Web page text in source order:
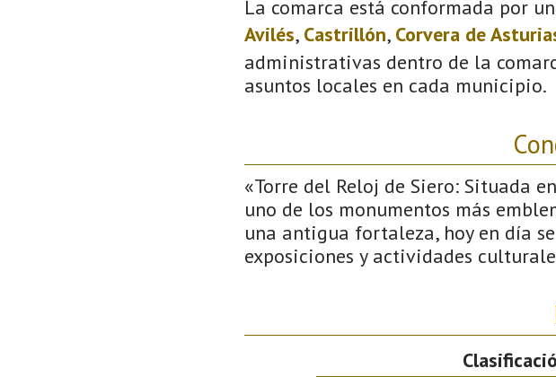
La comarca está conformada por
Avilés, Castrillón, Corvera de
administrativas dentro de la
asuntos locales en cada municipio.
«Torre del Reloj de Siero: Situada
uno de los monumentos más
una antigua fortaleza, hoy en día
exposiciones y actividades